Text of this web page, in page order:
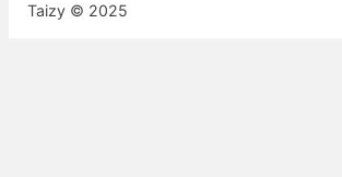
Taizy © 2025